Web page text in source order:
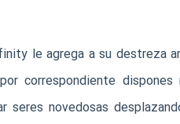
le agrega a su destreza
correspondiente
seres novedosas